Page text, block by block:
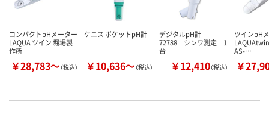
コンパクトpHメーター
LAQUA ツイン 堀場製
作所
￥28,783～（税込）
ケニス ポケットpH計
￥10,636～（税込）
デジタルpH計
72788 シンワ測定 1
台
￥12,410（税込）
ツインpH
LAQUAtwin
AS-…
￥